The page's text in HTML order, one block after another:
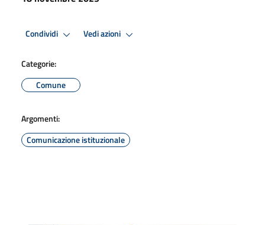
Condividi Vedi azioni
Categorie:
Comune
Argomenti:
Comunicazione istituzionale